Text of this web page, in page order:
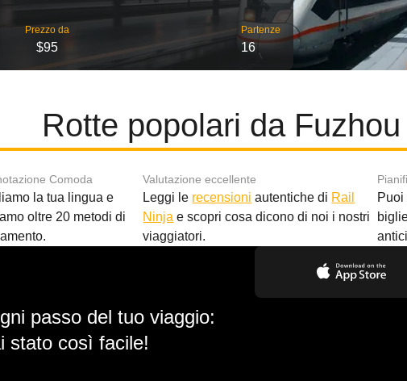
Prezzo da
$95
Partenze
16
Rotte popolari da
Comoda
la tua lingua e
oltre 20 metodi di
Valutazione eccellente
Leggi le recensioni autentiche di Rail
Ninja e scopri cosa dicono di noi i nostri
viaggiatori.
Puoi
passo del tuo viaggio:
stato così facile!